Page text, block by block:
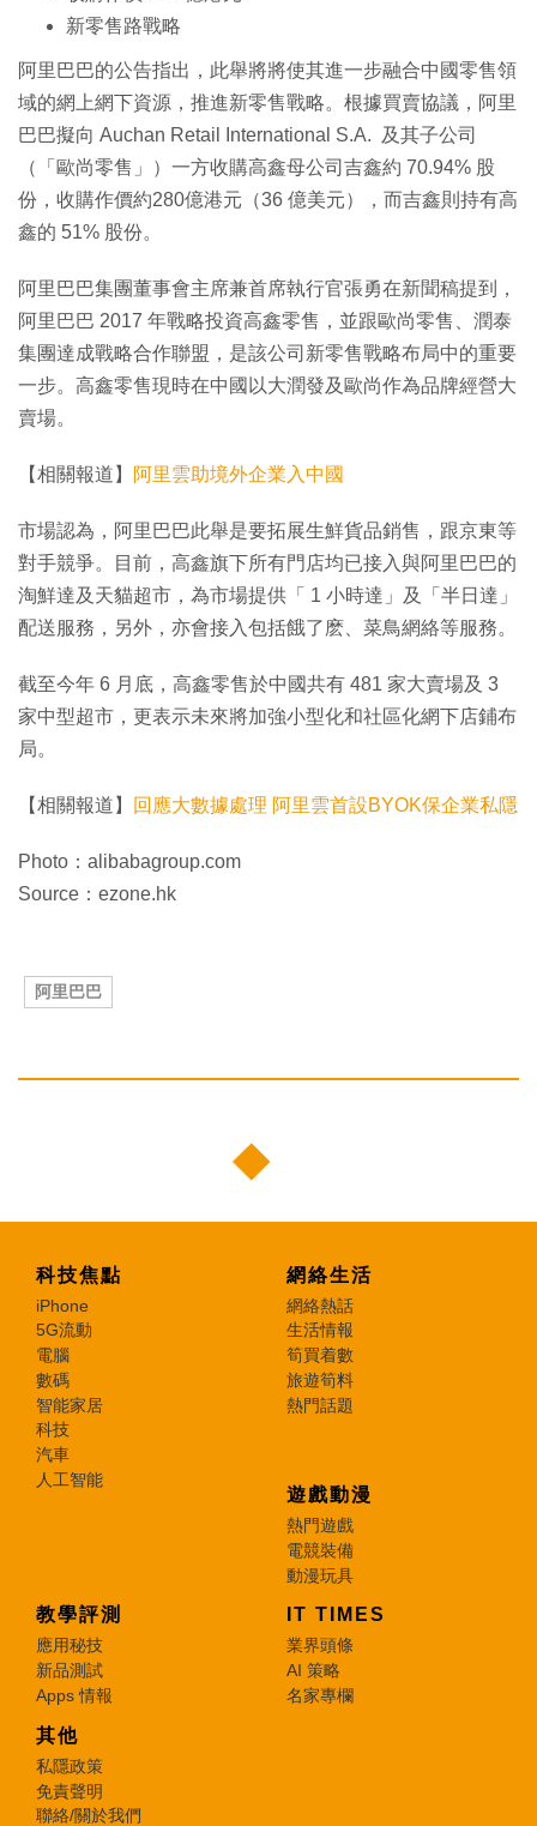
新零售路戰略
阿里巴巴的公告指出，此舉將將使其進一步融合中國零售領
域的網上網下資源，推進新零售戰略。根據買賣協議，阿里
巴巴擬向 Auchan Retail International S.A. 及其子公司
（「歐尚零售」）一方收購高鑫母公司吉鑫約 70.94% 股
份，收購作價約280億港元（36 億美元），而吉鑫則持有高
鑫的 51% 股份。
阿里巴巴集團董事會主席兼首席執行官張勇在新聞稿提到，
阿里巴巴 2017 年戰略投資高鑫零售，並跟歐尚零售、潤泰
集團達成戰略合作聯盟，是該公司新零售戰略布局中的重要
一步。高鑫零售現時在中國以大潤發及歐尚作為品牌經營大
賣場。
【相關報道】 阿里雲助境外企業入中國
市場認為，阿里巴巴此舉是要拓展生鮮貨品銷售，跟京東等
對手競爭。目前，高鑫旗下所有門店均已接入與阿里巴巴的
淘鮮達及天貓超市，為市場提供「 1 小時達」及「半日達」
配送服務，另外，亦會接入包括餓了麽、菜鳥網絡等服務。
截至今年 6 月底，高鑫零售於中國共有 481 家大賣場及 3
家中型超市，更表示未來將加強小型化和社區化網下店鋪布
局。
【相關報道】 回應大數據處理 阿里雲首設BYOK保企業私隱
Photo：alibabagroup.com
Source：ezone.hk
阿里巴巴
科技焦點
iPhone
5G流動
電腦
數碼
智能家居
科技
汽車
人工智能
網絡生活
網絡熱話
生活情報
筍買着數
旅遊筍料
熱門話題
遊戲動漫
熱門遊戲
電競裝備
動漫玩具
教學評測
應用秘技
新品測試
Apps 情報
IT TIMES
業界頭條
AI 策略
名家專欄
其他
私隱政策
免責聲明
聯絡/關於我們